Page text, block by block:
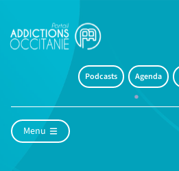
Podcasts Agenda
Menu